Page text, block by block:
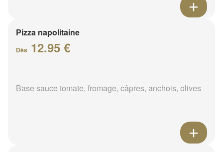
Pizza napolitaine
Dès 12.95 €
Base sauce tomate, fromage, câpres, anchois, olives